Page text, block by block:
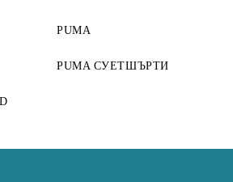
PUMA
PUMA СУЕТШЪРТИ